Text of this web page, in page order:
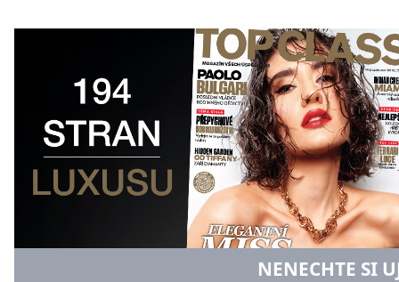
NENECHTE SI